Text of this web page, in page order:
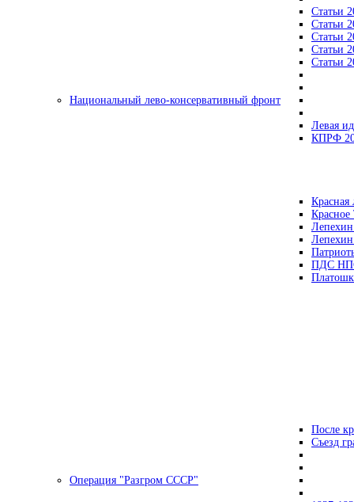
Статьи
Статьи
Статьи
Статьи
Статьи
Национальный лево-консервативный фронт
Левая
КПРФ
Красная
ПДС
После
Съезд
Операция "Разгром СССР"